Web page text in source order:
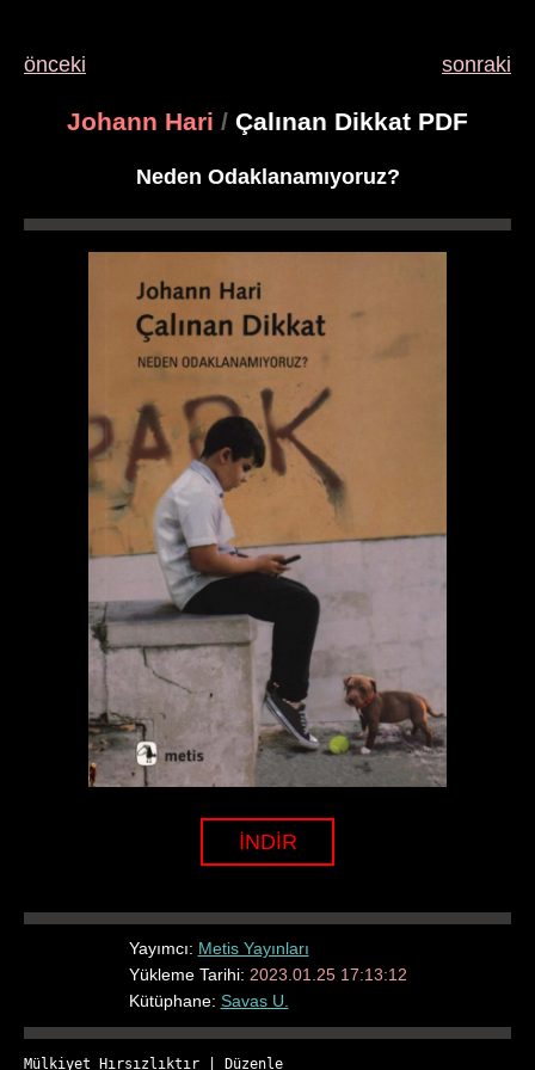
önceki sonraki
Johann Hari / Çalınan Dikkat PDF
Neden Odaklanamıyoruz?
İNDİR
Yayımcı: Metis Yayınları
Yükleme Tarihi: 2023.01.25 17:13:12
Kütüphane: Savas U.
Mülkiyet Hırsızlıktır Düzenle